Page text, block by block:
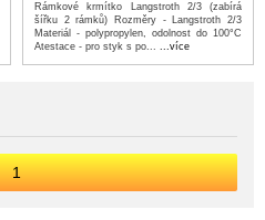
Rámkové krmítko Langstroth 2/3 (zabírá
šířku 2 rámků) Rozměry - Langstroth 2/3
Materiál - polypropylen, odolnost do 100°C
Atestace - pro styk s po... ...více
1